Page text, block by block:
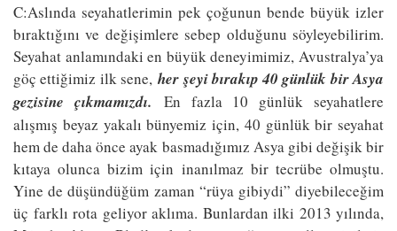
C:Aslında seyahatlerimin pek çoğunun bende büyük izler
bıraktığını ve değişimlere sebep olduğunu söyleyebilirim.
Seyahat anlamındaki en büyük deneyimimiz, Avustralya’ya
göç ettiğimiz ilk sene,her şeyi bırakıp 40 günlük bir Asya
gezisine çıkmamızdı.
En fazla 10 günlük seyahatlere
alışmış beyaz yakalı bünyemiz için, 40 günlük bir seyahat
hem de daha önce ayak basmadığımız Asya gibi değişik bir
kıtaya olunca bizim için inanılmaz bir tecrübe olmuştu.
Yine de düşündüğüm zaman “rüya gibiydi” diyebileceğim
üç farklı rota geliyor aklıma. Bunlardan ilki 2013 yılında,